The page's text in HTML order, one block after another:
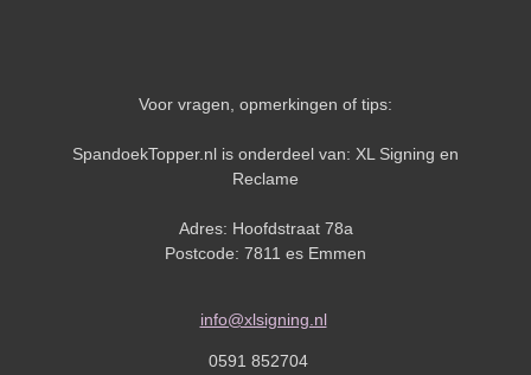
Voor vragen, opmerkingen of tips:
SpandoekTopper.nl is onderdeel van: XL Signing en
Reclame
Adres: Hoofdstraat 78a
Postcode: 7811 es Emmen
info@xlsigning.nl
0591 852704